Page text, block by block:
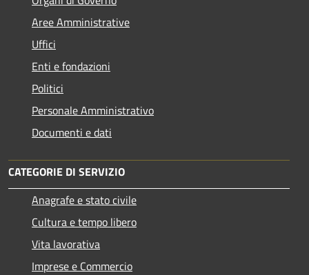
Aree Amministrative
Uffici
Enti e fondazioni
Politici
Personale Amministrativo
Documenti e dati
CATEGORIE DI SERVIZIO
Anagrafe e stato civile
Cultura e tempo libero
Vita lavorativa
Imprese e Commercio